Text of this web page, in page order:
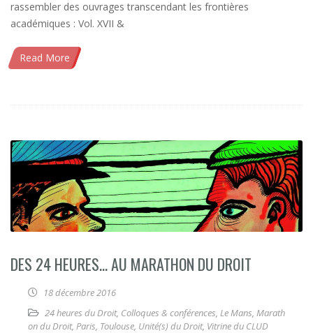
rassembler des ouvrages transcendant les frontières
académiques : Vol. XVII &
Read More
DES 24 HEURES… AU MARATHON DU DROIT
18 décembre 2016
24 heures du Droit, Colloques & conférences Le Mans Marath
on du Droit, Paris Toulouse Unité(s) du Droit, Vitrine du CLUD